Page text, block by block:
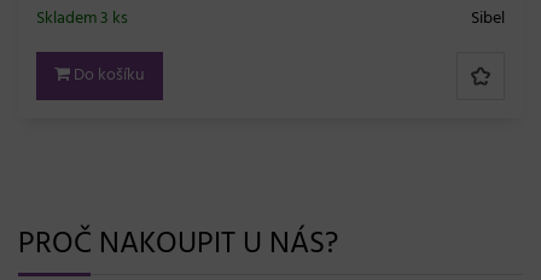
Sibel
Skladem 3 ks
Do košíku
PROČ NAKOUPIT U NÁS?